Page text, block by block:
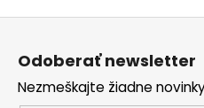
Z
Odoberať newsletter
Nezmeškajte žiadne